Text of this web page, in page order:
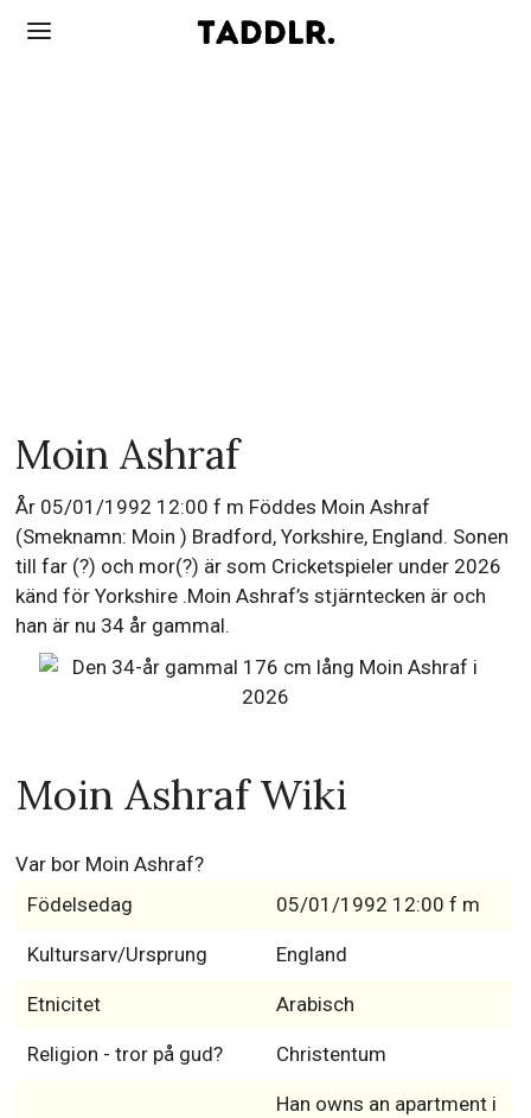
Moin Ashraf
År 05/01/1992 12:00 f m Föddes Moin Ashraf
(Smeknamn: Moin ) Bradford, Yorkshire, England. Sonen
till far (?) och mor(?) är som Cricketspieler under 2026
känd för Yorkshire .Moin Ashraf’s stjärntecken är och
han är nu 34 år gammal.
Moin Ashraf Wiki
Var bor Moin Ashraf?
Födelsedag
05/01/1992 12:00 f m
Kultursarv/Ursprung England
Etnicitet Arabisch
Religion - tror på gud? Christentum
Han owns an apartment i